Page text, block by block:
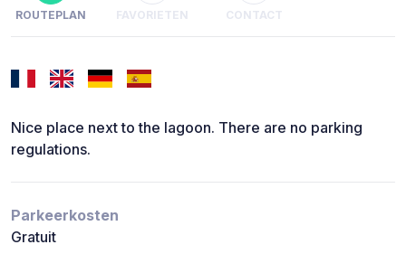
ROUTEPLAN FAVORIETEN CONTACT
Nice place next to the lagoon. There are no parking
regulations.
Parkeerkosten
Gratuit